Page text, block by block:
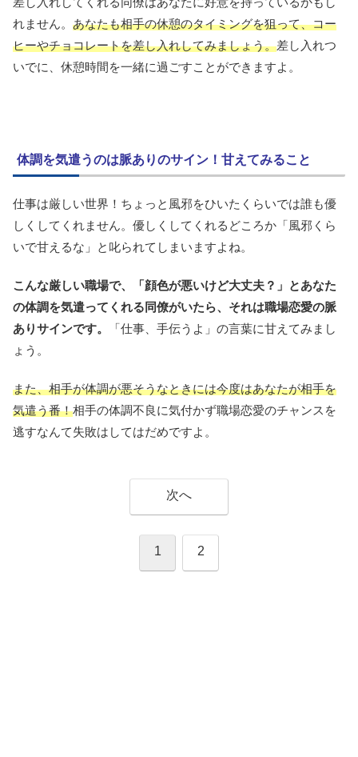
れません。 あなたも相手の休憩のタイミングを狙って、コー
ヒーやチョコレートを差し入れしてみましょう。差し入れつ
いでに、休憩時間を一緒に過ごすことができますよ。
体調を気遣うのは脈ありのサイン！甘えてみること
仕事は厳しい世界！ちょっと風邪をひいたくらいでは誰も優
しくしてくれません。優しくしてくれるどころか「風邪くら
いで甘えるな」と叱られてしまいますよね。
こんな厳しい職場で、「顔色が悪いけど大丈夫？」とあなた
の体調を気遣ってくれる同僚がいたら、それは職場恋愛の脈
ありサインです。
「仕事、手伝うよ」の言葉に甘えてみまし
ょう。
また、相手が体調が悪そうなときには今度はあなたが相手を
気遣う番！相手の体調不良に気付かず職場恋愛のチャンスを
逃すなんて失敗はしてはだめですよ。
次へ
1 2